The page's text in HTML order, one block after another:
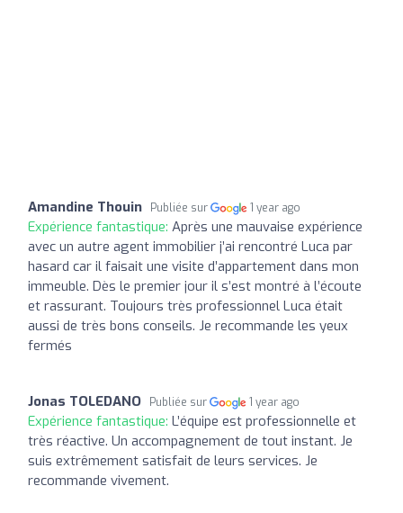
Amandine Thouin Publiée sur 1 year ago
Expérience fantastique: Après une mauvaise expérience
avec un autre agent immobilier j’ai rencontré Luca par
hasard car il faisait une visite d’appartement dans mon
immeuble. Dès le premier jour il s’est montré à l’écoute
et rassurant. Toujours très professionnel Luca était
aussi de très bons conseils. Je recommande les yeux
fermés
Jonas TOLEDANO Publiée sur 1 year ago
Expérience fantastique: L’équipe est professionnelle et
très réactive. Un accompagnement de tout instant. Je
suis extrêmement satisfait de leurs services. Je
recommande vivement.